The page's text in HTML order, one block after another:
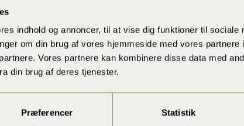
indhold og annoncer, til at vise dig funktioner til sociale
om din brug af vores hjemmeside med vores partnere
Vores partnere kan kombinere disse data med
din brug af deres tjenester.
Præferencer Statistik